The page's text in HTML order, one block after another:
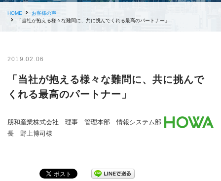
HOME
お客様の声
「当社が抱える様々な難問に、共に挑んでくれる最高のパートナー」
2019.02.06
「当社が抱える様々な難問に、共に挑んで
くれる最高のパートナー」
朋和産業株式会社 理事 管理本部 情報システム部
長 野上博司様